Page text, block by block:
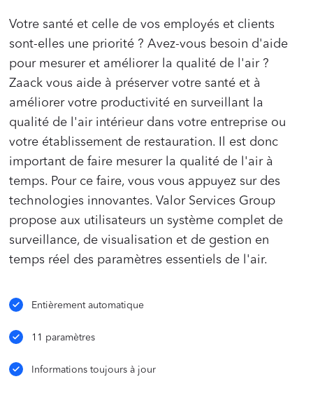
Votre santé et celle de vos employés et clients
sont-elles une priorité ? Avez-vous besoin d'aide
pour mesurer et améliorer la qualité de l'air ?
Zaack vous aide à préserver votre santé et à
améliorer votre productivité en surveillant la
qualité de l'air intérieur dans votre entreprise ou
votre établissement de restauration. Il est donc
important de faire mesurer la qualité de l'air à
temps. Pour ce faire, vous vous appuyez sur des
technologies innovantes. Valor Services Group
propose aux utilisateurs un système complet de
surveillance, de visualisation et de gestion en
temps réel des paramètres essentiels de l'air.
Entièrement automatique
11 paramètres
Informations toujours à jour